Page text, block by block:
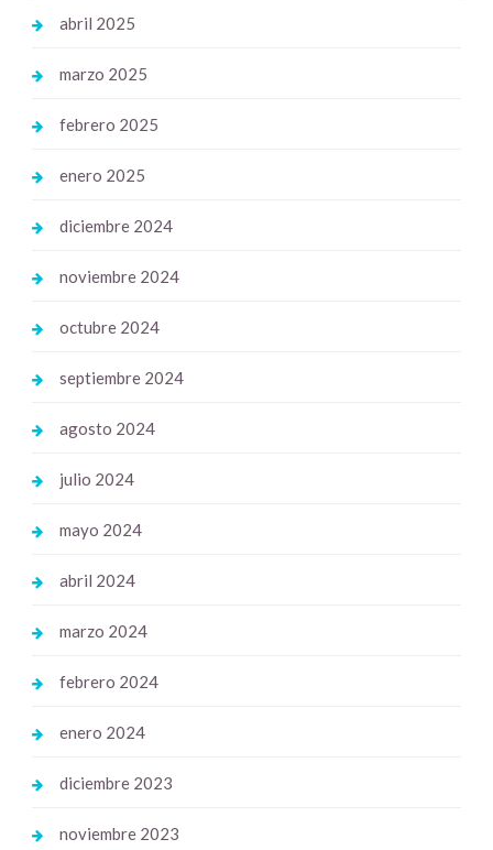
abril 2025
marzo 2025
febrero 2025
enero 2025
diciembre 2024
noviembre 2024
octubre 2024
septiembre 2024
agosto 2024
julio 2024
mayo 2024
abril 2024
marzo 2024
febrero 2024
enero 2024
diciembre 2023
noviembre 2023